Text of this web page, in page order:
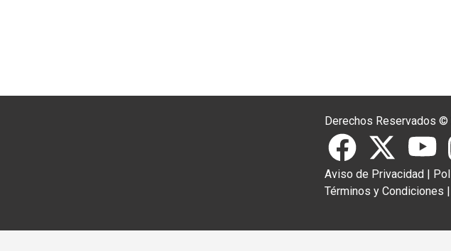
Derechos Reservados ©
Aviso de Privacidad |
Términos y Condiciones |